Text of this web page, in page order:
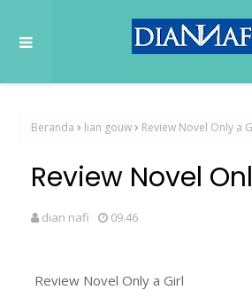
Beranda lian gouw Review Novel Only a
Review Novel
dian nafi 09.46
Review Novel Only a Girl